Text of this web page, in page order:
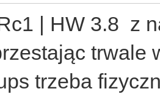
| HW 3.8 z
trwale
trzeba